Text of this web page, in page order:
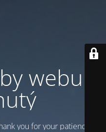
webu je
you for your patience!